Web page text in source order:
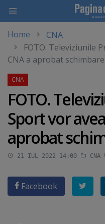
main
content
Home
CNA
FOTO. Televiziunile
CNA a aprobat
FOTO.
Sport vor
aprobat
21 IUL 2022 14:00 CNA
Facebook